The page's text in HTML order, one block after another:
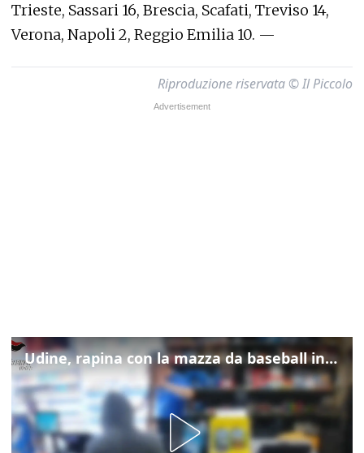
Trieste, Sassari 16, Brescia, Scafati, Treviso 14,
Verona, Napoli 2, Reggio Emilia 10. —
Riproduzione riservata © Il Piccolo
Udine, rapina con la mazza da baseball in tabaccheria: arrestato